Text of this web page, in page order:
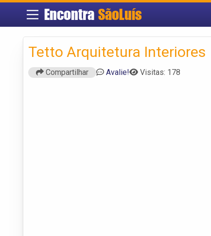
Encontra SãoLuís
Tetto Arquitetura Interiores
Compartilhar Avalie! Visitas: 178